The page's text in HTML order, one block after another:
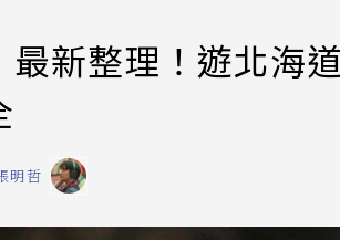
最新整理！遊北海
明哲